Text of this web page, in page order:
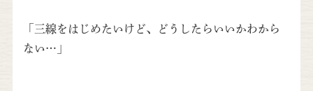
「三線をはじめたいけど、どうしたらいいかわから
ない…」